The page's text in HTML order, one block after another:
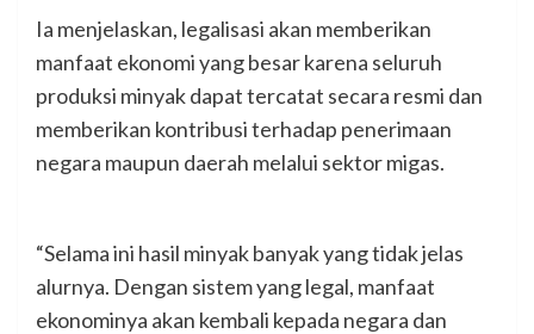
Ia menjelaskan, legalisasi akan memberikan
manfaat ekonomi yang besar karena seluruh
produksi minyak dapat tercatat secara resmi dan
memberikan kontribusi terhadap penerimaan
negara maupun daerah melalui sektor migas.
“Selama ini hasil minyak banyak yang tidak jelas
alurnya. Dengan sistem yang legal, manfaat
ekonominya akan kembali kepada negara dan